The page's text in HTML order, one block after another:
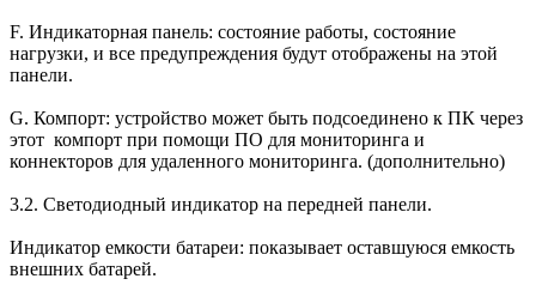
F. Индикаторная панель: состояние работы, состояние
нагрузки, и все предупреждения будут отображены на этой
панели.
G. Компорт: устройство может быть подсоединено к ПК через
этот компорт при помощи ПО для мониторинга и
коннекторов для удаленного мониторинга. (дополнительно)
3.2. Светодиодный индикатор на передней панели.
Индикатор емкости батареи: показывает оставшуюся емкость
внешних батарей.